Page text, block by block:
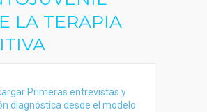
LA TERAPIA
Primeras entrevistas y
diagnóstica desde el modelo